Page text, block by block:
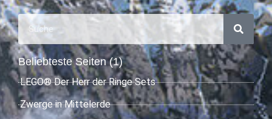
Beliebteste Seiten (1)
LEGO® Der Herr der Ringe Sets
Zwerge in Mittelerde